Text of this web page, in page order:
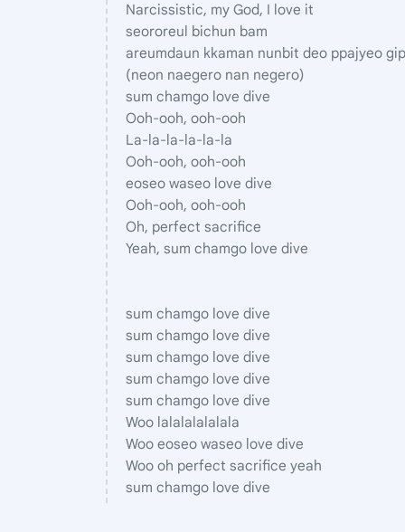
Narcissistic, my God, I love it
seororeul bichun bam
areumdaun kkaman nunbit deo ppajyeo
(neon naegero nan negero)
sum chamgo love dive
Ooh-ooh, ooh-ooh
La-la-la-la-la-la
Ooh-ooh, ooh-ooh
eoseo waseo love dive
Ooh-ooh, ooh-ooh
Oh, perfect sacrifice
Yeah, sum chamgo love dive
sum chamgo love dive
sum chamgo love dive
sum chamgo love dive
sum chamgo love dive
sum chamgo love dive
Woo lalalalalalala
Woo eoseo waseo love dive
Woo oh perfect sacrifice yeah
sum chamgo love dive